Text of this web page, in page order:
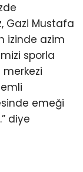
Gazi Mustafa
izinde azim
sporla
merkezi
emeği
diye